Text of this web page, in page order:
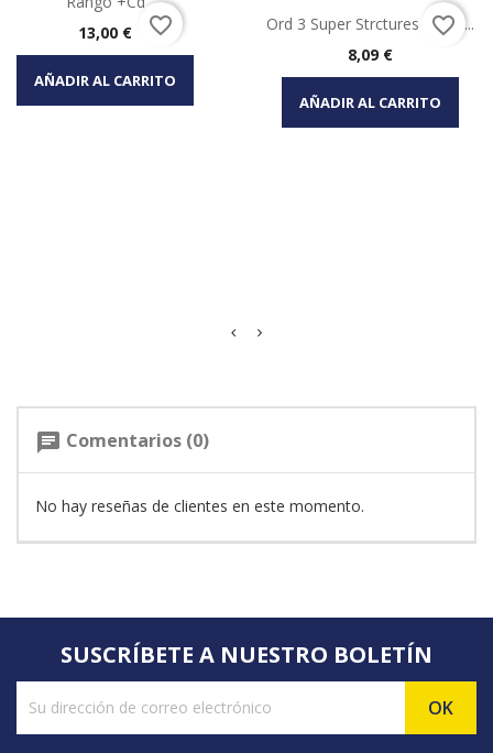
Precio
13,00 €
AÑADIR AL CARRITO
favorite_border
Ord 3 Super Strctures Audio...
Precio
8,09 €
AÑADIR AL CARRITO
favorite_border
chat Comentarios (0)
No hay reseñas de clientes en este momento.
SUSCRÍBETE A NUESTRO BOLETÍN